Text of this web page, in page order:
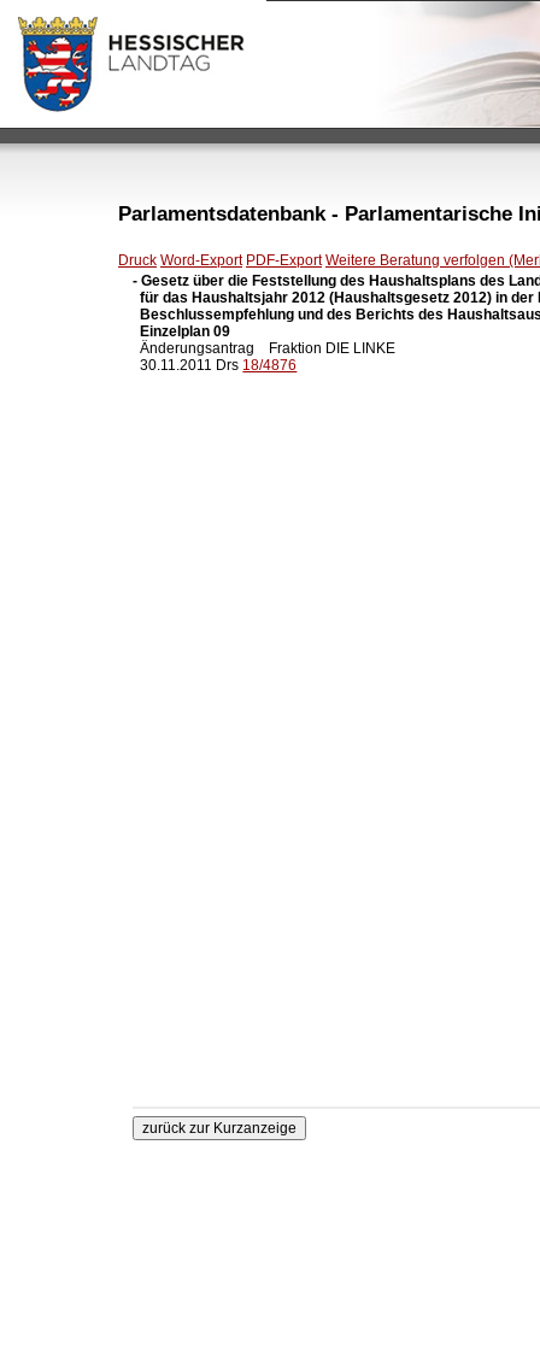
Parlamentsdatenbank - Parlamentarische
Druck Word-Export PDF-Export Weitere Beratung verfolgen
- Gesetz über die Feststellung des Haushaltsplans des
für das Haushaltsjahr 2012 (Haushaltsgesetz 2012) in
Beschlussempfehlung und des Berichts des
  Einzelplan 09
Änderungsantrag    Fraktion DIE LINKE
  30.11.2011 Drs
18/4876